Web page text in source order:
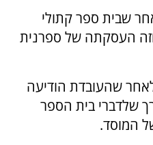
שבית ספר קתולי
העסקתה של ספרנית
שהעובדת הודיעה
שלדברי בית הספר
המוסד.